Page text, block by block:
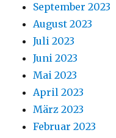
September 2023
August 2023
Juli 2023
Juni 2023
Mai 2023
April 2023
März 2023
Februar 2023